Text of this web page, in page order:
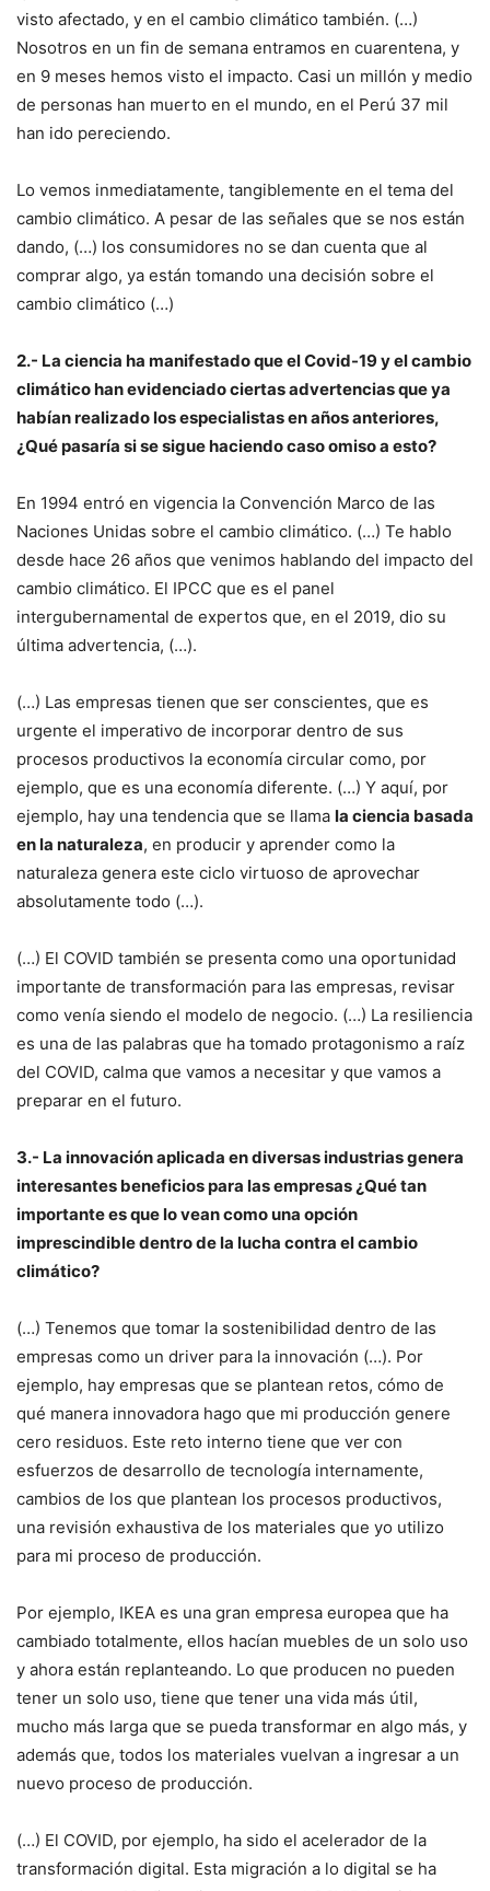
visto afectado, y en el cambio climático también. (…)
Nosotros en un fin de semana entramos en cuarentena, y
en 9 meses hemos visto el impacto. Casi un millón y medio
de personas han muerto en el mundo, en el Perú 37 mil
han ido pereciendo.
Lo vemos inmediatamente, tangiblemente en el tema del
cambio climático. A pesar de las señales que se nos están
dando, (…) los consumidores no se dan cuenta que al
comprar algo, ya están tomando una decisión sobre el
cambio climático (…)
2.- La ciencia ha manifestado que el Covid-19 y el cambio
climático han evidenciado ciertas advertencias que ya
habían realizado los especialistas en años anteriores,
¿Qué pasaría si se sigue haciendo caso omiso a esto?
En 1994 entró en vigencia la Convención Marco de las
Naciones Unidas sobre el cambio climático. (…) Te hablo
desde hace 26 años que venimos hablando del impacto del
cambio climático. El IPCC que es el panel
intergubernamental de expertos que, en el 2019, dio su
última advertencia, (…).
(…) Las empresas tienen que ser conscientes, que es
urgente el imperativo de incorporar dentro de sus
procesos productivos la economía circular como, por
ejemplo, que es una economía diferente. (…) Y aquí, por
ejemplo, hay una tendencia que se llama la ciencia basada
en la naturaleza, en producir y aprender como la
naturaleza genera este ciclo virtuoso de aprovechar
absolutamente todo (…).
(…) El COVID también se presenta como una oportunidad
importante de transformación para las empresas, revisar
como venía siendo el modelo de negocio. (…) La resiliencia
es una de las palabras que ha tomado protagonismo a raíz
del COVID, calma que vamos a necesitar y que vamos a
preparar en el futuro.
3.- La innovación aplicada en diversas industrias genera
interesantes beneficios para las empresas ¿Qué tan
importante es que lo vean como una opción
imprescindible dentro de la lucha contra el cambio
climático?
(…) Tenemos que tomar la sostenibilidad dentro de las
empresas como un driver para la innovación (…). Por
ejemplo, hay empresas que se plantean retos, cómo de
qué manera innovadora hago que mi producción genere
cero residuos. Este reto interno tiene que ver con
esfuerzos de desarrollo de tecnología internamente,
cambios de los que plantean los procesos productivos,
una revisión exhaustiva de los materiales que yo utilizo
para mi proceso de producción.
Por ejemplo, IKEA es una gran empresa europea que ha
cambiado totalmente, ellos hacían muebles de un solo uso
y ahora están replanteando. Lo que producen no pueden
tener un solo uso, tiene que tener una vida más útil,
mucho más larga que se pueda transformar en algo más, y
además que, todos los materiales vuelvan a ingresar a un
nuevo proceso de producción.
(…) El COVID, por ejemplo, ha sido el acelerador de la
transformación digital. Esta migración a lo digital se ha